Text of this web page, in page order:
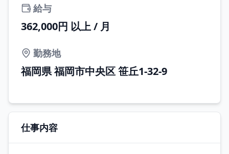
給与
362,000円 以上 / 月
勤務地
福岡県 福岡市中央区 笹丘1-32-9
仕事内容